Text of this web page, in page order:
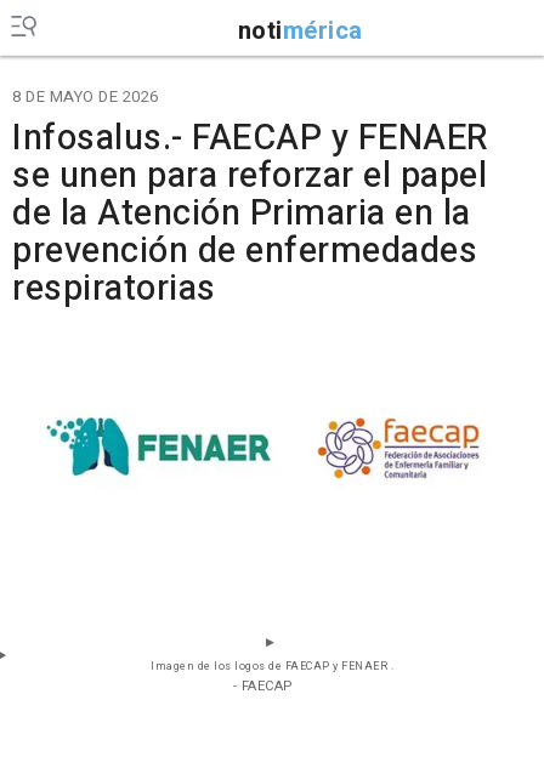
notimérica
8 DE MAYO DE 2026
Infosalus.- FAECAP y FENAER
se unen para reforzar el papel
de la Atención Primaria en la
prevención de enfermedades
respiratorias
Imagen de los logos de FAECAP y FENAER .
- FAECAP